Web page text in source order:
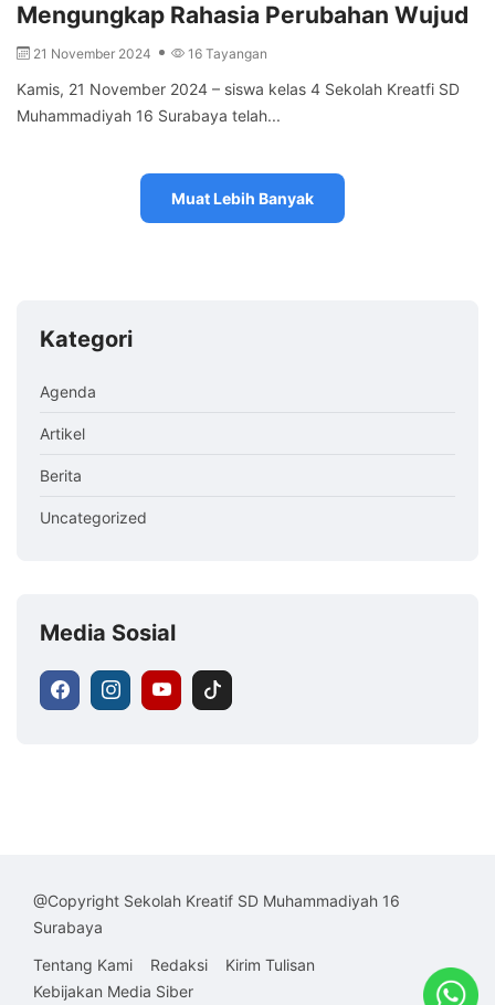
Mengungkap Rahasia Perubahan Wujud
21 November 2024 16 Tayangan
Kamis, 21 November 2024 – siswa kelas 4 Sekolah Kreatfi SD
Muhammadiyah 16 Surabaya telah...
Muat Lebih Banyak
Kategori
Agenda
Artikel
Berita
Uncategorized
Media Sosial
@Copyright Sekolah Kreatif SD Muhammadiyah 16
Surabaya
Tentang Kami
Redaksi
Kirim Tulisan
Kebijakan Media Siber